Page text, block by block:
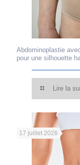
Abdominoplastie
pour une silhouette
Lire la
17 juillet 2026